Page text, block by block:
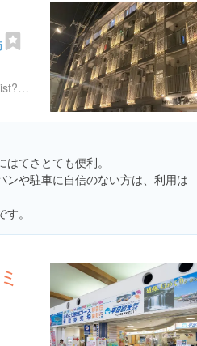
https://www.hotelwbf.com/plist?hotel_sb=14
てさとても便利。
ンや駐車に自信のない方は、利用は
。